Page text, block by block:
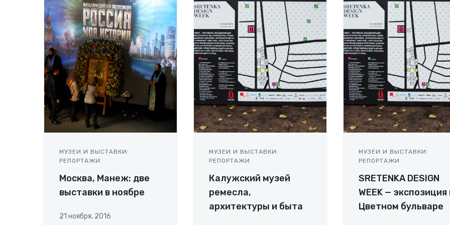
МУЗЕИ И ВЫСТАВКИ:
РЕПОРТАЖИ
Москва, Манеж: две
выставки в ноябре
21 ноября, 2016
МУЗЕИ И ВЫСТАВКИ:
РЕПОРТАЖИ
Калужский музей
ремесла,
архитектуры и быта
МУЗЕИ И ВЫСТАВКИ:
РЕПОРТАЖИ
SRETENKA DESIGN
WEEK — экспозиция
Цветном бульваре